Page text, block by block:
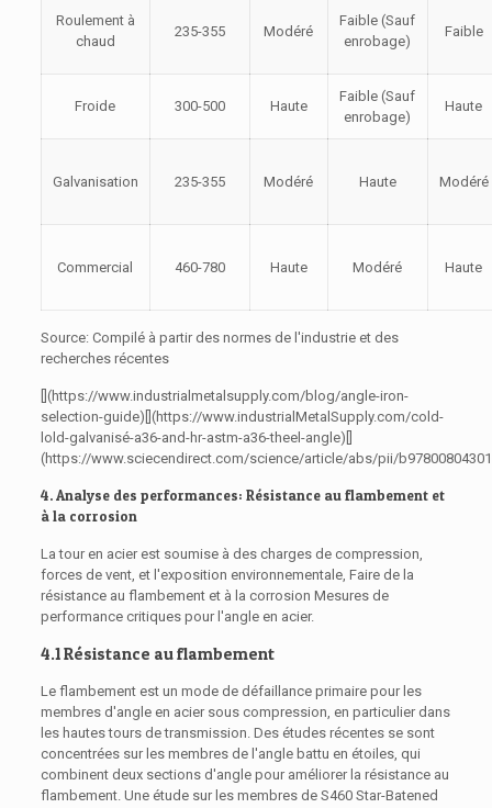
Roulement à
chaud
235-355 Modéré
Faible (Sauf
enrobage)
Faible
Froide 300-500 Haute
Faible (Sauf
enrobage)
Haute
Galvanisation 235-355 Modéré Haute Modéré
Commercial 460-780 Haute Modéré Haute
Source: Compilé à partir des normes de l'industrie et des
recherches récentes
[](https://www.industrialmetalsupply.com/blog/angle-iron-
selection-guide)[](https://www.industrialMetalSupply.com/cold-
lold-galvanisé-a36-and-hr-astm-a36-theel-angle)[]
(https://www.sciecendirect.com/science/article/abs/pii/
4. Analyse des performances: Résistance au flambement et
à la corrosion
La tour en acier est soumise à des charges de compression,
forces de vent, et l'exposition environnementale, Faire de la
résistance au flambement et à la corrosion Mesures de
performance critiques pour l'angle en acier.
4.1 Résistance au flambement
Le flambement est un mode de défaillance primaire pour les
membres d'angle en acier sous compression, en particulier dans
les hautes tours de transmission. Des études récentes se sont
concentrées sur les membres de l'angle battu en étoiles, qui
combinent deux sections d'angle pour améliorer la résistance au
flambement. Une étude sur les membres de S460 Star-Batened